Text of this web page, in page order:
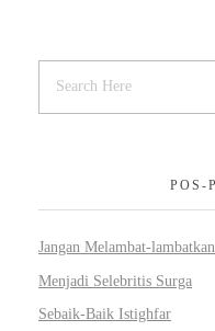
POS-
Jangan Melambat-
Menjadi Selebritis Surga
Sebaik-Baik Istighfar